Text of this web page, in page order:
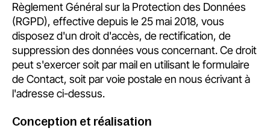
Règlement Général sur la Protection des Données
(RGPD), effective depuis le 25 mai 2018, vous
disposez d'un droit d'accès, de rectification, de
suppression des données vous concernant. Ce droit
peut s'exercer soit par mail en utilisant le formulaire
deContact, soit par voie postale en nous écrivant à
l'adresse ci-dessus.
Conception et réalisation